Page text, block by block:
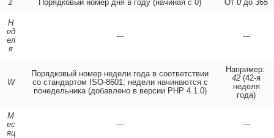
z Порядковый номер дня в году (начиная с 0) От 0 до 365
Н
ед
ел
я
--- ---
W
Порядковый номер недели года в соответствии
со стандартом ISO-8601; недели начинаются с
понедельника (добавлено в версии PHP 4.1.0)
Например:
42 (42-я
неделя
года)
М
ес
яц
--- ---